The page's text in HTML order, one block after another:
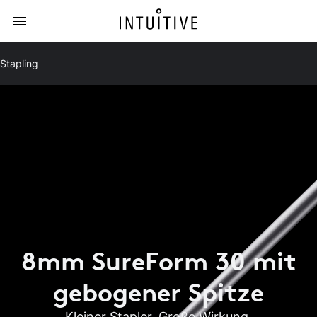
Stapling
8mm SureForm 30 mit
gebogener Spitze